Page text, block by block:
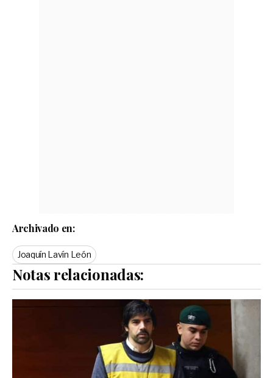
Archivado en:
Joaquín Lavín León
Notas relacionadas: